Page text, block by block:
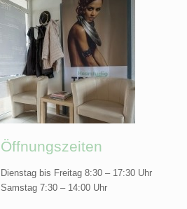
Öffnungszeiten
Dienstag bis Freitag 8:30 – 17:30 Uhr
Samstag 7:30 – 14:00 Uhr